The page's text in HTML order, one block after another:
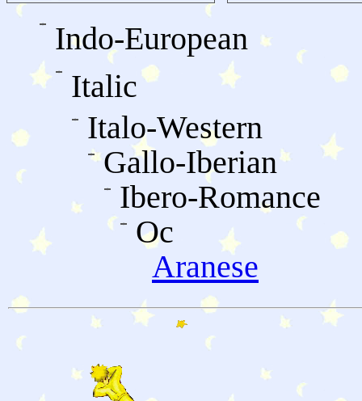
Indo-European
Italic
Italo-Western
Gallo-Iberian
Ibero-Romance
Oc
Aranese